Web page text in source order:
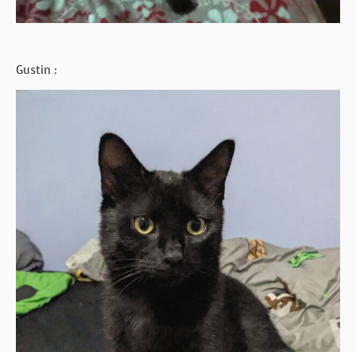
Gustin :